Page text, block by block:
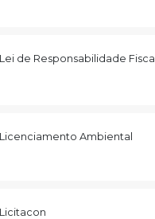
Lei de Responsabilidade Fiscal
Licenciamento Ambiental
Licitacon